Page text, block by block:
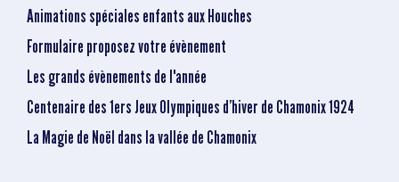
Animations spéciales enfants aux Houches
Formulaire proposez votre évènement
Les grands évènements de l'année
Centenaire des 1ers Jeux Olympiques d’hiver de Chamonix 1924
La Magie de Noël dans la vallée de Chamonix